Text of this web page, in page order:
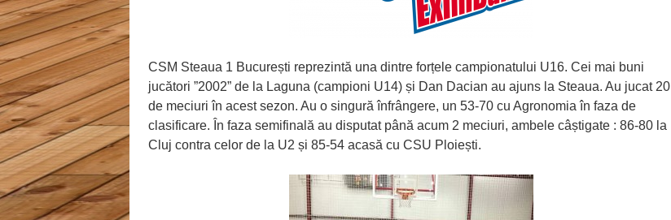
CSM Steaua 1 București reprezintă una dintre forțele campionatului U16. Cei mai buni
jucători ”2002” de la Laguna (campioni U14) și Dan Dacian au ajuns la Steaua. Au jucat 20
de meciuri în acest sezon. Au o singură înfrângere, un 53-70 cu Agronomia în faza de
clasificare. În faza semifinală au disputat până acum 2 meciuri, ambele câștigate : 86-80 la
Cluj contra celor de la U2 și 85-54 acasă cu CSU Ploiești.